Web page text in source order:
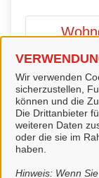
Wir verwenden
sicherzustellen,
können und die
Die Drittanbieter
weiteren Daten
oder die sie im
haben.
Hinweis: Wenn